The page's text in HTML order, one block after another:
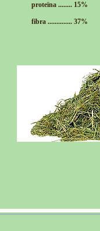
proteïna ........ 15%
fibra .............. 37%